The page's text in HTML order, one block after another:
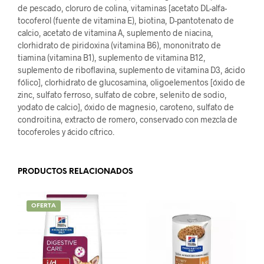
de pescado, cloruro de colina, vitaminas [acetato DL-alfa-
tocoferol (fuente de vitamina E), biotina, D-pantotenato de
calcio, acetato de vitamina A, suplemento de niacina,
clorhidrato de piridoxina (vitamina B6), mononitrato de
tiamina (vitamina B1), suplemento de vitamina B12,
suplemento de riboflavina, suplemento de vitamina D3, ácido
fólico], clorhidrato de glucosamina, oligoelementos [óxido de
zinc, sulfato ferroso, sulfato de cobre, selenito de sodio,
yodato de calcio], óxido de magnesio, caroteno, sulfato de
condroitina, extracto de romero, conservado con mezcla de
tocoferoles y ácido cítrico.
PRODUCTOS RELACIONADOS
OFERTA